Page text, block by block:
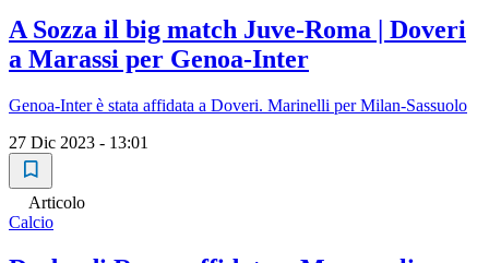
A Sozza il big match Juve-Roma | Doveri
a Marassi per Genoa-Inter
Genoa-Inter è stata affidata a Doveri. Marinelli per Milan-Sassuolo
27 Dic 2023 - 13:01
Articolo
Calcio